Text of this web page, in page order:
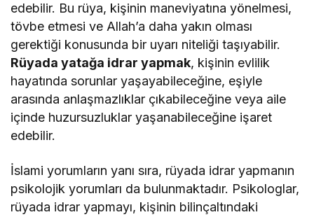
edebilir. Bu rüya, kişinin maneviyatına yönelmesi,
tövbe etmesi ve Allah’a daha yakın olması
gerektiği konusunda bir uyarı niteliği taşıyabilir.
Rüyada yatağa idrar yapmak, kişinin evlilik
hayatında sorunlar yaşayabileceğine, eşiyle
arasında anlaşmazlıklar çıkabileceğine veya aile
içinde huzursuzluklar yaşanabileceğine işaret
edebilir.
İslami yorumların yanı sıra, rüyada idrar yapmanın
psikolojik yorumları da bulunmaktadır. Psikologlar,
rüyada idrar yapmayı, kişinin bilinçaltındaki